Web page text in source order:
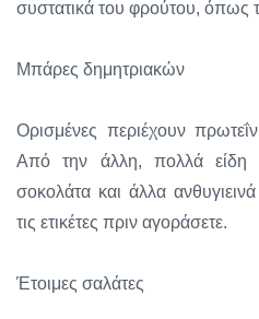
συστατικά του φρούτου, όπως
Μπάρες δημητριακών
Ορισμένες περιέχουν
Από την άλλη, πολλά είδη
σοκολάτα και άλλα
τις ετικέτες πριν αγοράσετε.
Έτοιμες σαλάτες